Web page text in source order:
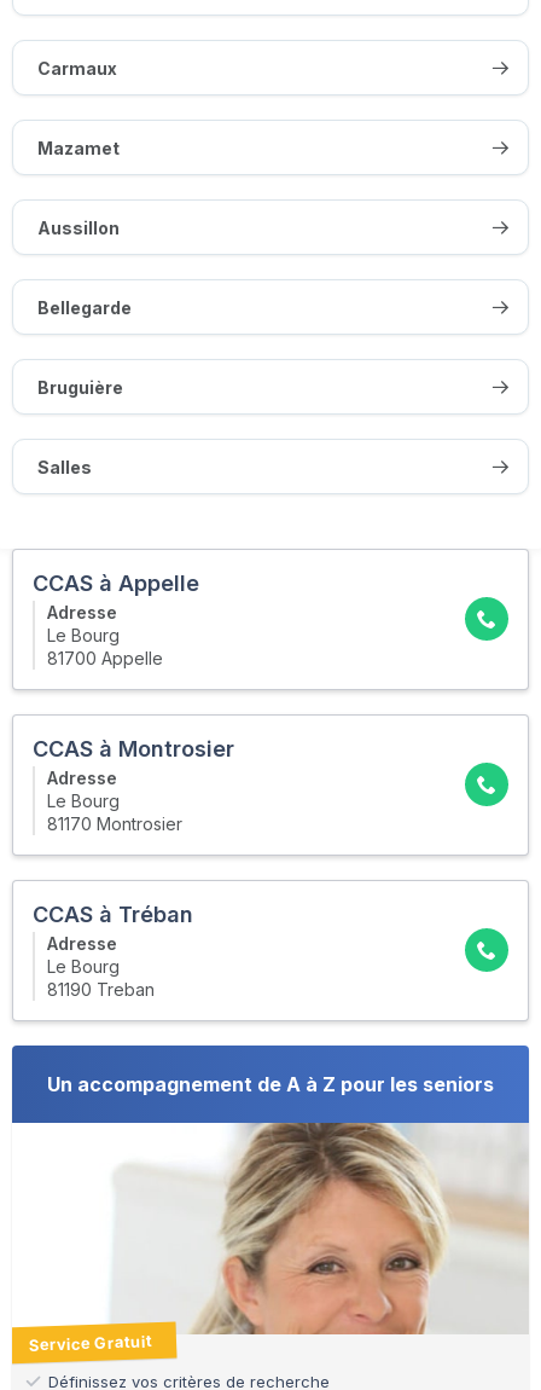
Carmaux
Mazamet
Aussillon
Bellegarde
Bruguière
Salles
CCAS à Appelle
Adresse
Le Bourg
81700 Appelle
CCAS à Montrosier
Adresse
Le Bourg
81170 Montrosier
CCAS à Tréban
Adresse
Le Bourg
81190 Treban
Un accompagnement de A à Z pour les seniors
Service Gratuit
Définissez vos critères de recherche